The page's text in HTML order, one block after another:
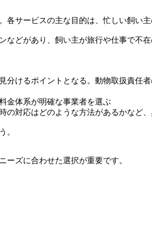
サービスの主な目的は、忙しい飼い
どがあり、飼い主が旅行や仕事で不
けるポイントとなる。動物取扱責任
金体系が明確な事業者を選ぶ
対応はどのような方法があるかなど
。
ーズに合わせた選択が重要です。